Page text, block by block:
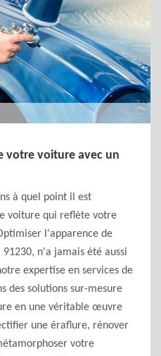
votre voiture avec un
à quel point il est
voiture qui reflète votre
l'apparence de
n'a jamais été aussi
expertise en services de
des solutions sur-mesure
en une véritable œuvre
une éraflure, rénover
votre